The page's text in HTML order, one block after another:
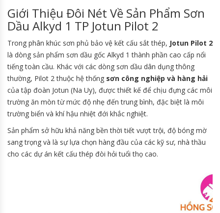
Giới Thiệu Đôi Nét Về Sản Phẩm Sơn
Dầu Alkyd 1 TP Jotun Pilot 2
Trong phân khúc sơn phủ bảo vệ kết cấu sắt thép, Jotun Pilot 2
là dòng sản phẩm sơn dầu gốc Alkyd 1 thành phần cao cấp nổi
tiếng toàn cầu. Khác với các dòng sơn dầu dân dụng thông
thường, Pilot 2 thuộc hệ thống sơn công nghiệp và hàng hải
của tập đoàn Jotun (Na Uy), được thiết kế để chịu đựng các môi
trường ăn mòn từ mức độ nhẹ đến trung bình, đặc biệt là môi
trường biển và khí hậu nhiệt đới khắc nghiệt.
Sản phẩm sở hữu khả năng bền thời tiết vượt trội, độ bóng mờ
sang trọng và là sự lựa chọn hàng đầu của các kỹ sư, nhà thầu
cho các dự án kết cấu thép đòi hỏi tuổi thọ cao.